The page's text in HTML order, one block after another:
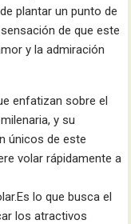
plantar un punto de
de que este
y la admiración
enfatizan sobre el
y su
únicos de este
volar rápidamente a
lo que busca el
los atractivos